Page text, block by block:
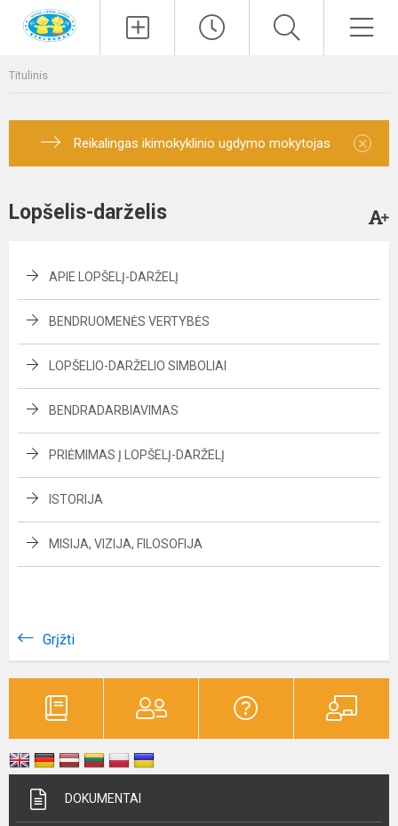
Titulinis
Reikalingas ikimokyklinio ugdymo mokytojas ×
Lopšelis-darželis
APIE LOPŠELĮ-DARŽELĮ
BENDRUOMENĖS VERTYBĖS
LOPŠELIO-DARŽELIO SIMBOLIAI
BENDRADARBIAVIMAS
PRIĖMIMAS Į LOPŠELĮ-DARŽELĮ
ISTORIJA
MISIJA, VIZIJA, FILOSOFIJA
Grįžti
DOKUMENTAI